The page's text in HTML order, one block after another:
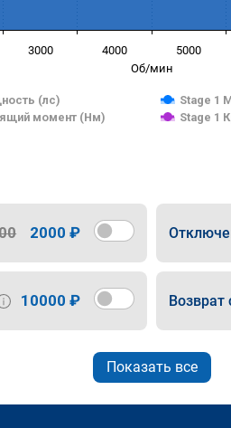
Об/мин
(лс)
Stage 1
момент (Нм)
Stage 1
3000 4000 5000
2000 ₽
10000 ₽ Возврат
Показать все